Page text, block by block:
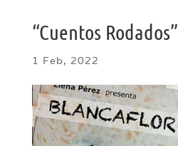
“Cuentos Rodados”
1 Feb, 2022